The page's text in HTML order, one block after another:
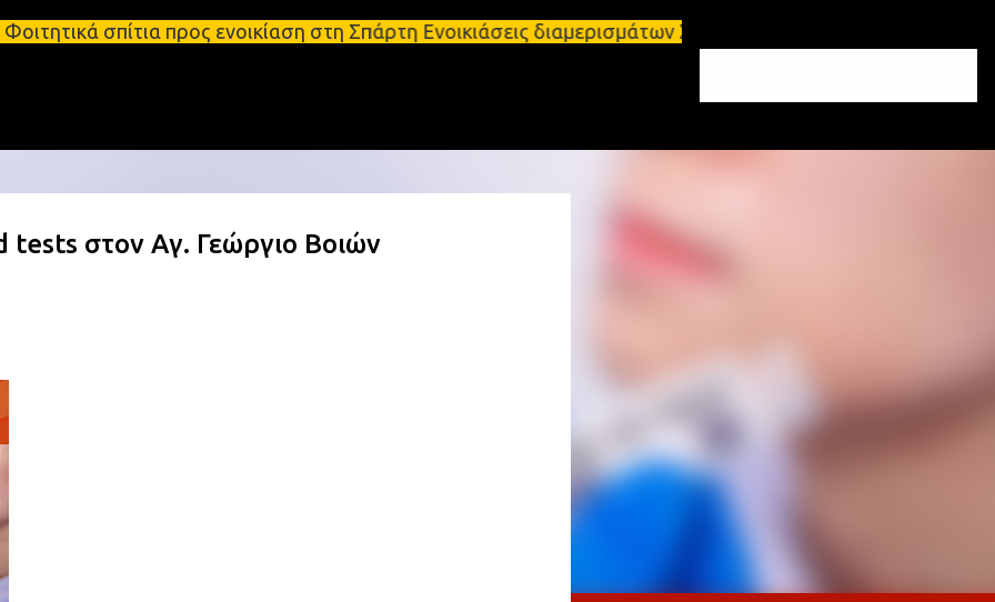
Μετάβαση στο κύριο περιεχόμενο
προς ενοικίαση στη Σπάρτη Ενοικιάσεις διαμερισμάτων Σπάρτη και Λακωνία Σπάρτη -
tests στον Αγ. Γεώργιο Βοιών